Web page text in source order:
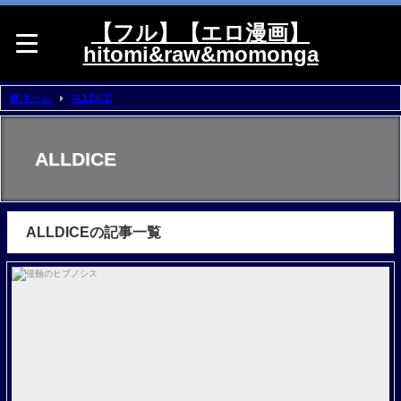
【フル】【エロ漫画】
hitomi&raw&momonga
ホーム ALLDICE
ALLDICE
ALLDICEの記事一覧